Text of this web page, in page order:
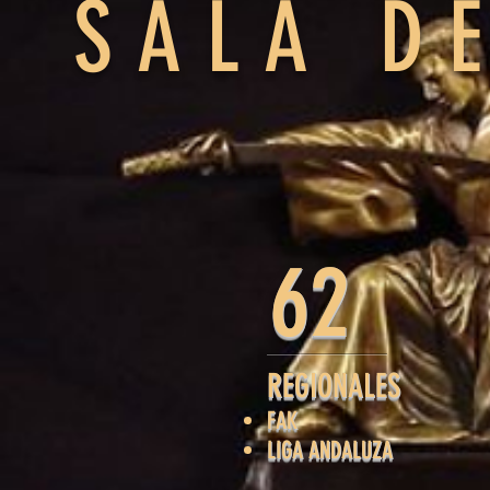
SALA
62
REGIONALES
FAK
LIGA ANDALUZA